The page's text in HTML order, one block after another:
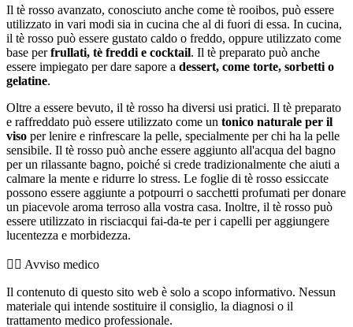
Il tè rosso avanzato, conosciuto anche come tè rooibos, può essere
utilizzato in vari modi sia in cucina che al di fuori di essa. In cucina,
il tè rosso può essere gustato caldo o freddo, oppure utilizzato come
base perfrullati, tè freddi e cocktail. Il tè preparato può anche
essere impiegato per dare sapore a dessert, come torte, sorbetti o
gelatine.
Oltre a essere bevuto, il tè rosso ha diversi usi pratici. Il tè preparato
e raffreddato può essere utilizzato come un tonico naturale per il
viso per lenire e rinfrescare la pelle, specialmente per chi ha la pelle
sensibile. Il tè rosso può anche essere aggiunto all'acqua del bagno
per un rilassante bagno, poiché si crede tradizionalmente che aiuti a
calmare la mente e ridurre lo stress. Le foglie di tè rosso essiccate
possono essere aggiunte a potpourri o sacchetti profumati per donare
un piacevole aroma terroso alla vostra casa. Inoltre, il tè rosso può
essere utilizzato in risciacqui fai-da-te per i capelli per aggiungere
lucentezza e morbidezza.
👨‍⚕️️ Avviso medico
Il contenuto di questo sito web è solo a scopo informativo. Nessun
materiale qui intende sostituire il consiglio, la diagnosi o il
trattamento medico professionale.